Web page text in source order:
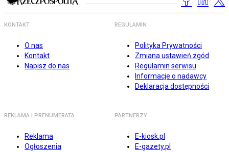
KONTAKT
O nas
Kontakt
Napisz do nas
REGULAMIN
Polityka Prywatności
Zmiana ustawień zgód
Regulamin serwisu
Informacje o nadawcy
Deklaracja dostępności
REKLAMA I PRENUMERATA
Reklama
Ogłoszenia
PARTNERZY
E-kiosk.pl
E-gazety.pl